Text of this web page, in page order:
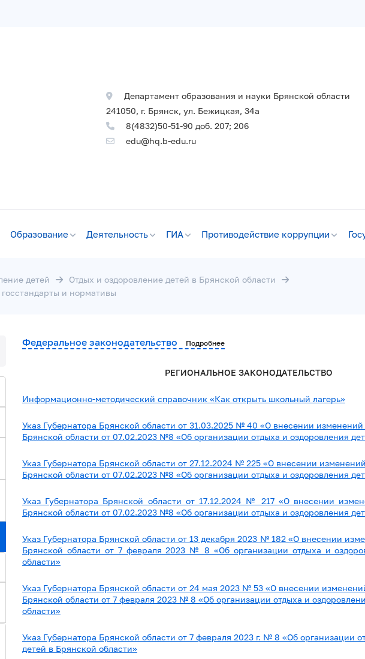
Департамент образования и науки Брянской области
241050, г. Брянск, ул. Бежицкая, 34а
8(4832)50-51-90 доб. 207; 206
edu@hq.b-edu.ru
Образование Деятельность ГИА Противодействие коррупции
детей
Отдых и оздоровление детей в Брянской области
и нормативы
Федеральное законодательство Подробнее
РЕГИОНАЛЬНОЕ ЗАКОНОДАТЕЛЬСТВО
Информационно-методический справочник «Как открыть школьный лагерь»
Указ Губернатора Брянской области от 31.03.2025 № 40 «О внесении изменений
Брянской области от 07.02.2023 №8 «Об организации отдыха и оздоровления
Указ Губернатора Брянской области от 27.12.2024 № 225 «О внесении
Брянской области от 07.02.2023 №8 «Об организации отдыха и оздоровления
Указ Губернатора Брянской области от 17.12.2024 № 217 «О внесении
Брянской области от 07.02.2023 №8 «Об организации отдыха и оздоровления
Указ Губернатора Брянской области от 13 декабря 2023 № 182 «О внесении
Брянской области от 7 февраля 2023 № 8 «Об организации отдыха и
области»
Указ Губернатора Брянской области от 24 мая 2023 № 53 «О внесении
Брянской области от 7 февраля 2023 № 8 «Об организации отдыха и
области»
Указ Губернатора Брянской области от 7 февраля 2023 г. № 8 «Об организации
детей в Брянской области»